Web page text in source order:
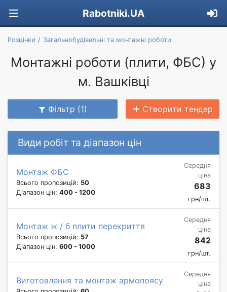
Rabotniki.UA
Розцінки Загальнобудівельні та монтажні роботи
Монтажні роботи (плити, ФБС) у
м. Вашківці
Фільтр (1) Створити тендер
Види робіт та діапазон цін
Монтаж ФБС
Всього пропозицій: 50
Діапазон цін: 400 - 1200
Середня
ціна
683
грн/шт.
Монтаж ж / б плити перекриття
Всього пропозицій: 57
Діапазон цін: 600 - 1000
Середня
ціна
842
грн/шт.
Виготовлення та монтаж армопоясу
Середня
ціна